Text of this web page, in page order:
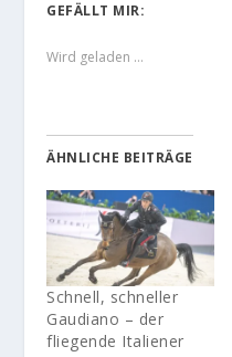
GEFÄLLT MIR:
Wird geladen …
ÄHNLICHE BEITRÄGE
Schnell, schneller
Gaudiano – der
fliegende Italiener